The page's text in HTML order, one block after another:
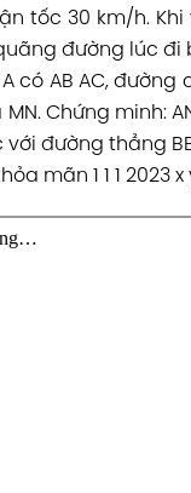
tốc 30 km/h.
đường lúc
AB AC, đường
Chứng minh:
đường thẳng BE
mãn 1 1 1 2023